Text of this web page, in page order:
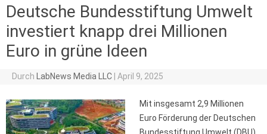
Deutsche Bundesstiftung Umwelt
investiert knapp drei Millionen
Euro in grüne Ideen
Durch LabNews Media LLC April 9, 2025
Mit insgesamt 2,9 Millionen
Euro Förderung der Deutschen